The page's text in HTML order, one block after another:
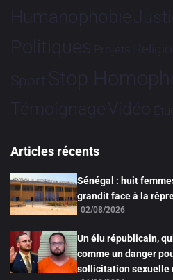
Humanophobie
Politiques Projets
Sport Stop
TémoignageVidéo
Articles récents
Sénégal : huit
grandit face à la
02/08/2026
Un élu républicain,
comme un danger
sollicitation sexuelle